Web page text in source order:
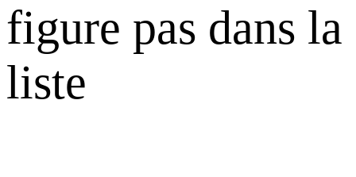
figure pas dans la
liste